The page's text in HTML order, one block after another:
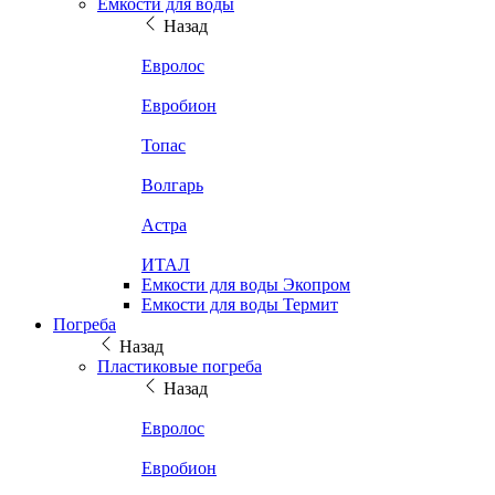
Емкости для воды
Назад
Евролос
Евробион
Топас
Волгарь
Астра
ИТАЛ
Емкости для воды Экопром
Емкости для воды Термит
Погреба
Назад
Пластиковые погреба
Назад
Евролос
Евробион